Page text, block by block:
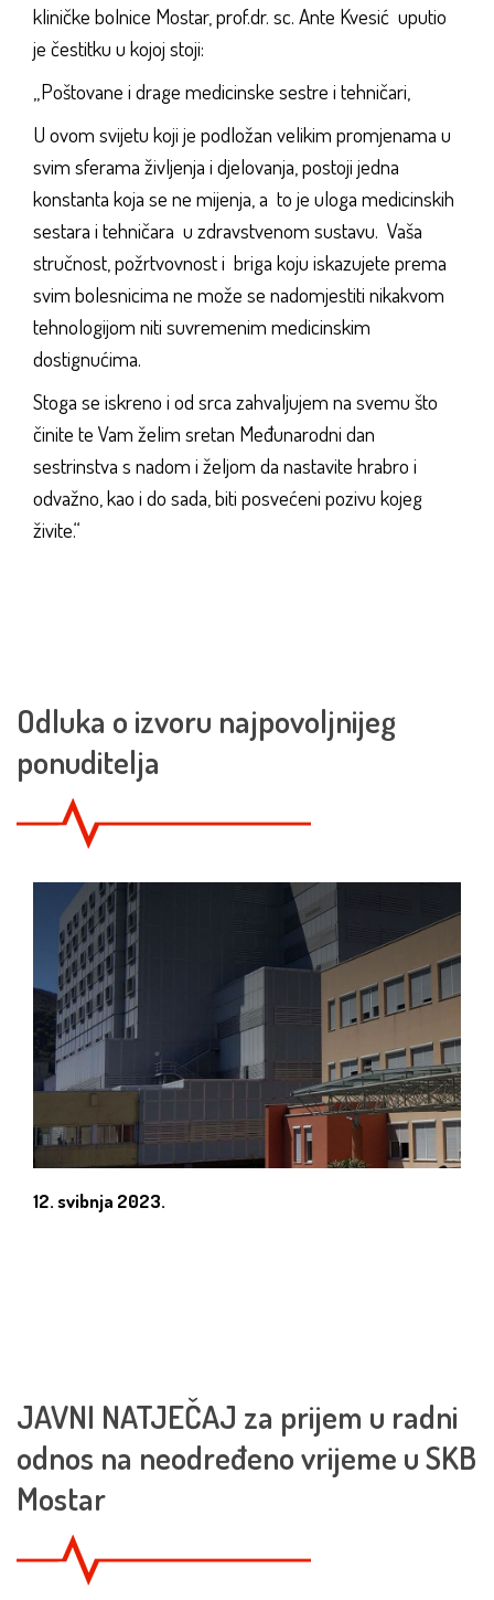
kliničke bolnice Mostar, prof.dr. sc. Ante Kvesić uputio
je čestitku u kojoj stoji:
„Poštovane i drage medicinske sestre i tehničari,
U ovom svijetu koji je podložan velikim promjenama u
svim sferama življenja i djelovanja, postoji jedna
konstanta koja se ne mijenja, a to je uloga medicinskih
sestara i tehničara u zdravstvenom sustavu. Vaša
stručnost, požrtvovnost i briga koju iskazujete prema
svim bolesnicima ne može se nadomjestiti nikakvom
tehnologijom niti suvremenim medicinskim
dostignućima.
Stoga se iskreno i od srca zahvaljujem na svemu što
činite te Vam želim sretan Međunarodni dan
sestrinstva s nadom i željom da nastavite hrabro i
odvažno, kao i do sada, biti posvećeni pozivu kojeg
živite.“
Odluka o izvoru najpovoljnijeg
ponuditelja
12. svibnja 2023.
JAVNI NATJEČAJ za prijem u radni
odnos na neodređeno vrijeme u SKB
Mostar